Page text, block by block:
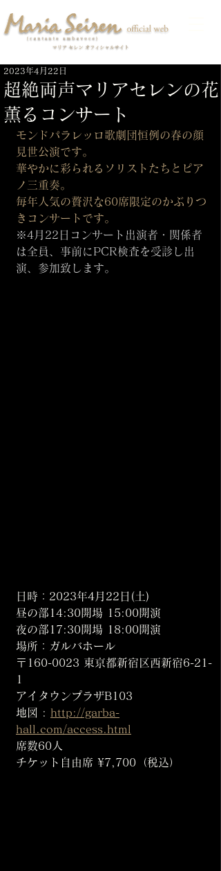
超絶両声マリアセレンの花
薫るコンサート
2023年4月22日
モンドパラレッロ歌劇団恒例の春の顔
見世公演です。
華やかに彩られるソリストたちとピア
ノ三重奏。
毎年人気の贅沢な60席限定のかぶりつ
きコンサートです。
※4月22日コンサート出演者・関係者
は全員、事前にPCR検査を受診し出
演、参加致します。
日時：2023年4月22日(土)
昼の部14:30開場 15:00開演
夜の部17:30開場 18:00開演
場所：ガルバホール
〒160-0023 東京都新宿区西新宿6-21-
1
アイタウンプラザB103
地図 : http://garba-
hall.com/access.html
席数60人
チケット自由席 ¥7,700（税込）